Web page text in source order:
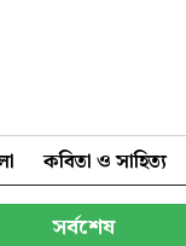
কবিতা ও সাহিত্য
সর্বশেষ